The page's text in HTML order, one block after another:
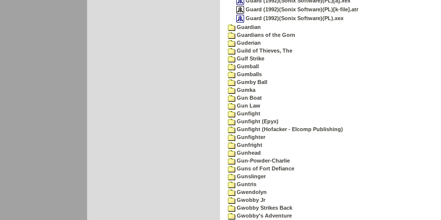
Guard (1992)(Sonix Software)(PL)[k-file].atr
Guard (1992)(Sonix Software)(PL).xex
Guardian
Guardians of the Gorn
Guderian
Guild of Thieves, The
Gulf Strike
Gumball
Gumballs
Gumby Ball
Gumka
Gun Boat
Gun Law
Gunfight
Gunfight (Epyx)
Gunfight (Hofacker - Elcomp Publishing)
Gunfighter
Gunfright
Gunhead
Gun-Powder-Charlie
Guns of Fort Defiance
Gunslinger
Guntris
Gwendolyn
Gwobby Jr
Gwobby Strikes Back
Gwobby's Adventure